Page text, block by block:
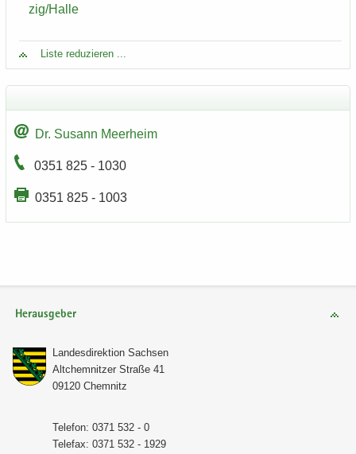
zig/Halle
Liste re­du­zie­ren ...
Dr. Su­sann Meer­heim
0351 825 - 1030
0351 825 - 1003
Herausgeber
Lan­des­di­rek­ti­on Sach­sen
Alt­chem­nit­zer Stra­ße 41
09120 Chem­nitz
Te­le­fon: 0371 532 - 0
Te­le­fax: 0371 532 - 1929